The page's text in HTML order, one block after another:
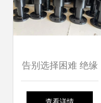
告别选择困难 绝缘
接头与绝缘法兰，